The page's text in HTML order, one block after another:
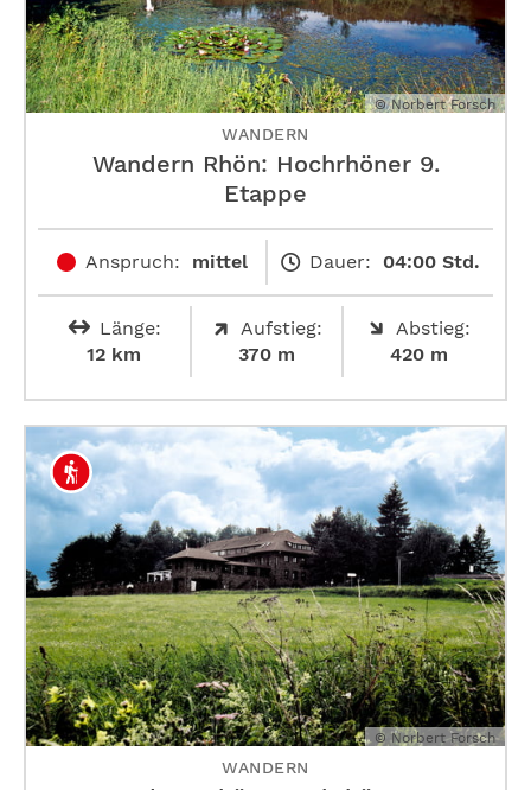
© Norbert Forsch
WANDERN
Wandern Rhön: Hochrhöner 9.
Etappe
Anspruch: mittel Dauer: 04:00 Std.
Länge:
12 km
Aufstieg:
370 m
Abstieg:
420 m
© Norbert Forsch
WANDERN